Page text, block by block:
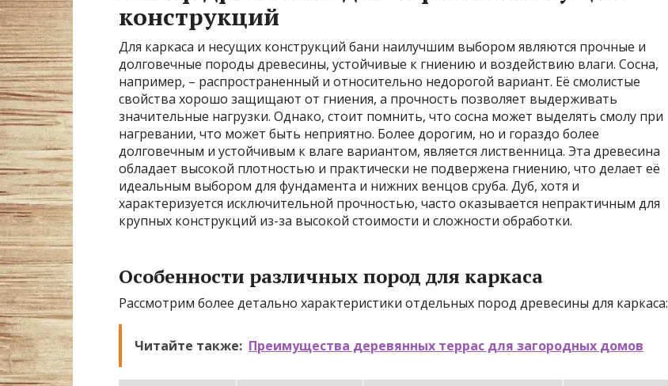
конструкций
Для каркаса и несущих конструкций бани наилучшим выбором являются прочные и
долговечные породы древесины, устойчивые к гниению и воздействию влаги. Сосна,
например, – распространенный и относительно недорогой вариант. Её смолистые
свойства хорошо защищают от гниения, а прочность позволяет выдерживать
значительные нагрузки. Однако, стоит помнить, что сосна может выделять смолу при
нагревании, что может быть неприятно. Более дорогим, но и гораздо более
долговечным и устойчивым к влаге вариантом, является лиственница. Эта древесина
обладает высокой плотностью и практически не подвержена гниению, что делает её
идеальным выбором для фундамента и нижних венцов сруба. Дуб, хотя и
характеризуется исключительной прочностью, часто оказывается непрактичным для
крупных конструкций из-за высокой стоимости и сложности обработки.
Особенности различных пород для каркаса
Рассмотрим более детально характеристики отдельных пород древесины для каркаса:
Читайте также: Преимущества деревянных террас для загородных домов